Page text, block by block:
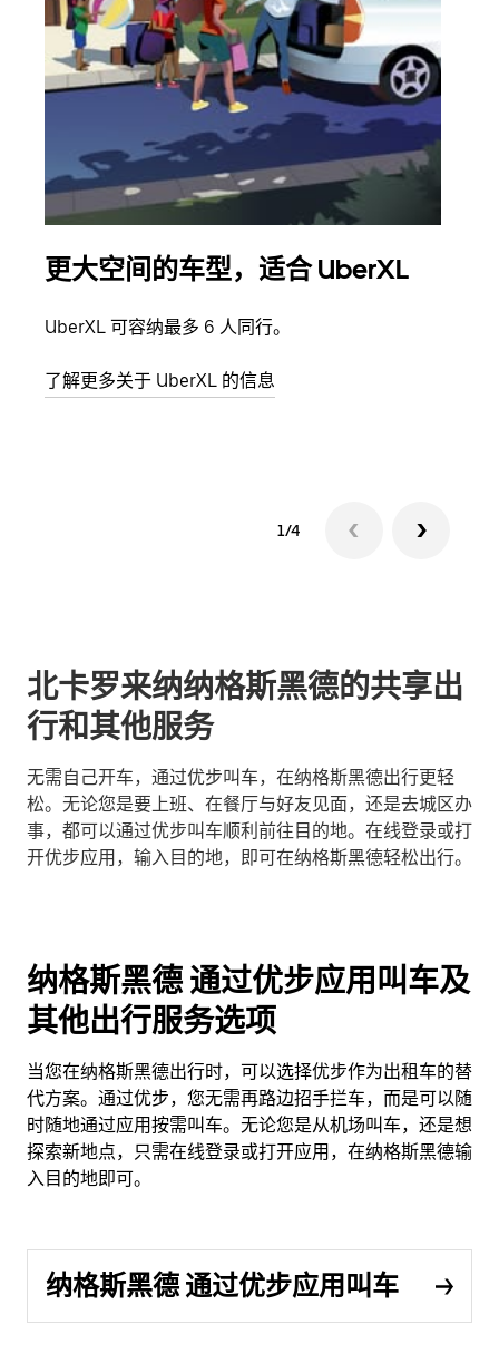
更大空间的车型，适合 UberXL
UberXL 可容纳最多 6 人同行。
了解更多关于 UberXL 的信息
1/4
北卡罗来纳纳格斯黑德的共享出
行和其他服务
无需自己开车，通过优步叫车，在纳格斯黑德出行更轻
松。无论您是要上班、在餐厅与好友见面，还是去城区办
事，都可以通过优步叫车顺利前往目的地。在线登录或打
开优步应用，输入目的地，即可在纳格斯黑德轻松出行。
纳格斯黑德 通过优步应用叫车及
其他出行服务选项
当您在纳格斯黑德出行时，可以选择优步作为出租车的替
代方案。通过优步，您无需再路边招手拦车，而是可以随
时随地通过应用按需叫车。无论您是从机场叫车，还是想
探索新地点，只需在线登录或打开应用，在纳格斯黑德输
入目的地即可。
纳格斯黑德 通过优步应用叫车